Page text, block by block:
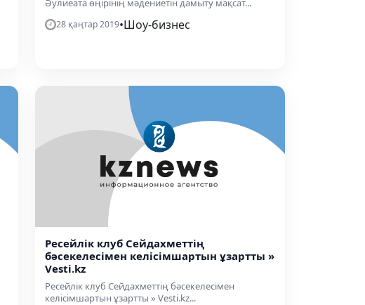
Әулиеата өңірінің мәдениетін дамыту мақсат...
28 қаңтар 2019•Шоу-бизнес
Ресейлік клуб Сейдахметтің
бәсекелесімен келісімшартын ұзартты »
Vesti.kz
Ресейлік клуб Сейдахметтің бәсекелесімен
келісімшартын ұзартты » Vesti.kz...